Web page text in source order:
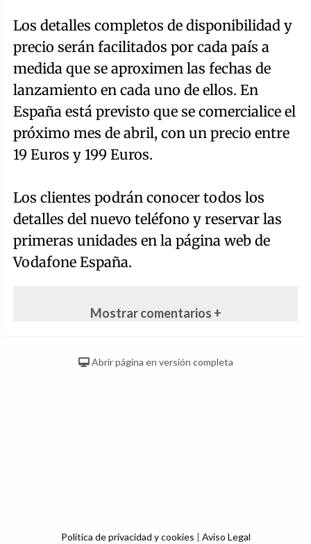
Los detalles completos de disponibilidad y
precio serán facilitados por cada país a
medida que se aproximen las fechas de
lanzamiento en cada uno de ellos. En
España está previsto que se comercialice el
próximo mes de abril, con un precio entre
19 Euros y 199 Euros.
Los clientes podrán conocer todos los
detalles del nuevo teléfono y reservar las
primeras unidades en la página web de
Vodafone España.
Mostrar comentarios +
Abrir página en versión completa
Política de privacidad y cookies | Aviso Legal